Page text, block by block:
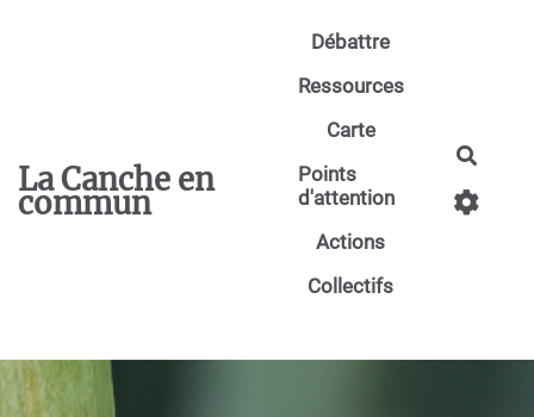
La Canche en
commun
Débattre
Ressources
Carte
Points
d'attention
Actions
Collectifs